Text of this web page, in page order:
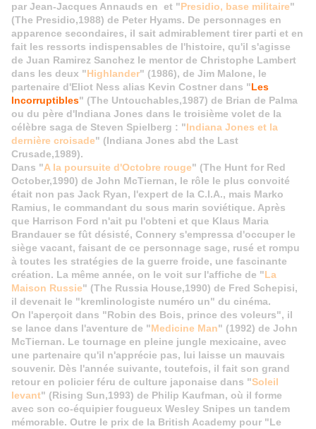
par Jean-Jacques Annauds en et "Presidio, base militaire"
(The Presidio,1988) de Peter Hyams. De personnages en
apparence secondaires, il sait admirablement tirer parti et en
fait les ressorts indispensables de l'histoire, qu'il s'agisse
de Juan Ramirez Sanchez le mentor de Christophe Lambert
dans les deux "Highlander" (1986), de Jim Malone, le
partenaire d'Eliot Ness alias Kevin Costner dans "Les
Incorruptibles" (The Untouchables,1987) de Brian de Palma
ou du père d'Indiana Jones dans le troisième volet de la
célèbre saga de Steven Spielberg : "Indiana Jones et la
dernière croisade" (Indiana Jones abd the Last
Crusade,1989).
Dans "A la poursuite d'Octobre rouge" (The Hunt for Red
October,1990) de John McTiernan, le rôle le plus convoité
était non pas Jack Ryan, l'expert de la C.I.A., mais Marko
Ramius, le commandant du sous marin soviétique. Après
que Harrison Ford n'ait pu l'obteni et que Klaus Maria
Brandauer se fût désisté, Connery s'empressa d'occuper le
siège vacant, faisant de ce personnage sage, rusé et rompu
à toutes les stratégies de la guerre froide, une fascinante
création. La même année, on le voit sur l'affiche de "La
Maison Russie" (The Russia House,1990) de Fred Schepisi,
il devenait le "kremlinologiste numéro un" du cinéma.
On l'aperçoit dans "Robin des Bois, prince des voleurs", il
se lance dans l'aventure de "Medicine Man" (1992) de John
McTiernan. Le tournage en pleine jungle mexicaine, avec
une partenaire qu'il n'apprécie pas, lui laisse un mauvais
souvenir. Dès l'année suivante, toutefois, il fait son grand
retour en policier féru de culture japonaise dans "Soleil
levant" (Rising Sun,1993) de Philip Kaufman, où il forme
avec son co-équipier fougueux Wesley Snipes un tandem
mémorable. Outre le prix de la British Academy pour "Le